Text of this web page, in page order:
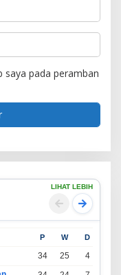
saya pada peramban
LIHAT LEBIH
P W D
34 25 4